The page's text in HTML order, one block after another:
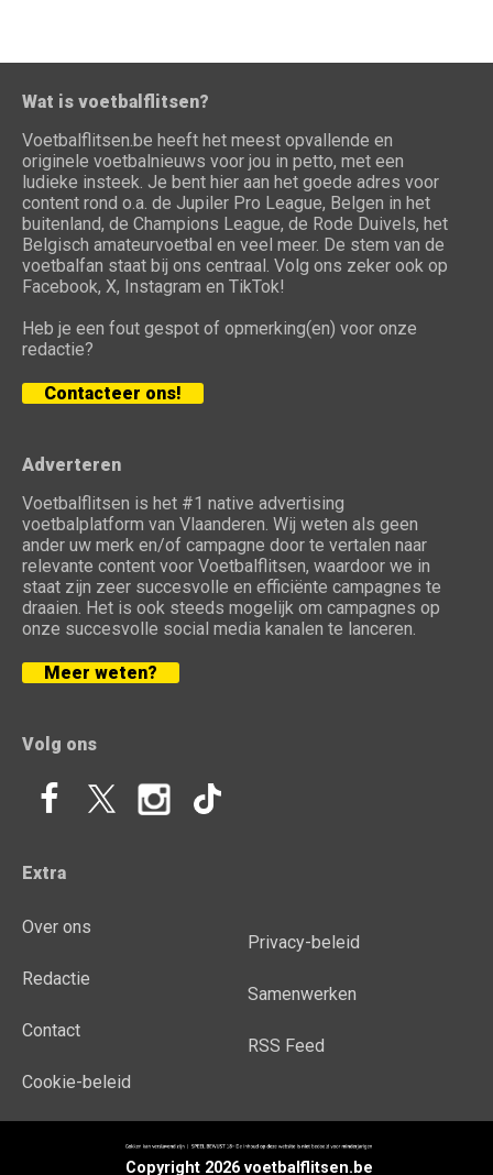
Wat is voetbalflitsen?
Voetbalflitsen.be heeft het meest opvallende en
originele voetbalnieuws voor jou in petto, met een
ludieke insteek. Je bent hier aan het goede adres voor
content rond o.a. de Jupiler Pro League, Belgen in het
buitenland, de Champions League, de Rode Duivels, het
Belgisch amateurvoetbal en veel meer. De stem van de
voetbalfan staat bij ons centraal. Volg ons zeker ook op
Facebook, X, Instagram en TikTok!
Heb je een fout gespot of opmerking(en) voor onze
redactie?
Contacteer ons!
Adverteren
Voetbalflitsen is het #1 native advertising
voetbalplatform van Vlaanderen. Wij weten als geen
ander uw merk en/of campagne door te vertalen naar
relevante content voor Voetbalflitsen, waardoor we in
staat zijn zeer succesvolle en efficiënte campagnes te
draaien. Het is ook steeds mogelijk om campagnes op
onze succesvolle social media kanalen te lanceren.
Meer weten?
Volg ons
Extra
Over ons
Redactie
Contact
Cookie-beleid
Privacy-beleid
Samenwerken
RSS Feed
Copyright 2026 voetbalflitsen.be